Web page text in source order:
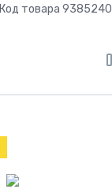
Код товара 9385240